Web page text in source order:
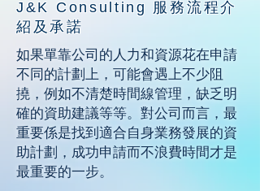
J&K Consulting 服務流程介
紹及承諾
如果單靠公司的人力和資源花在申請
不同的計劃上，可能會遇上不少阻
撓，例如不清楚時間線管理，缺乏明
確的資助建議等等。對公司而言，最
重要係是找到適合自身業務發展的資
助計劃，成功申請而不浪費時間才是
最重要的一步。